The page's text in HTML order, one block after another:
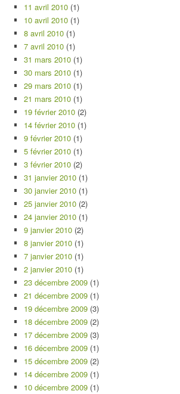
11 avril 2010 (1)
10 avril 2010 (1)
8 avril 2010 (1)
7 avril 2010 (1)
31 mars 2010 (1)
30 mars 2010 (1)
29 mars 2010 (1)
21 mars 2010 (1)
19 février 2010 (2)
14 février 2010 (1)
9 février 2010 (1)
5 février 2010 (1)
3 février 2010 (2)
31 janvier 2010 (1)
30 janvier 2010 (1)
25 janvier 2010 (2)
24 janvier 2010 (1)
9 janvier 2010 (2)
8 janvier 2010 (1)
7 janvier 2010 (1)
2 janvier 2010 (1)
23 décembre 2009 (1)
21 décembre 2009 (1)
19 décembre 2009 (3)
18 décembre 2009 (2)
17 décembre 2009 (3)
16 décembre 2009 (1)
15 décembre 2009 (2)
14 décembre 2009 (1)
10 décembre 2009 (1)